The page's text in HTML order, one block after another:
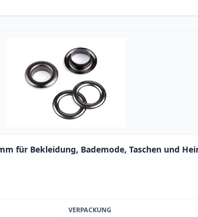
für Bekleidung, Bademode, Taschen und
VERPACKUNG